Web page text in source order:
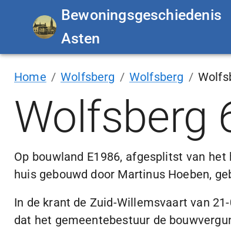
Bewoningsgeschiedenis
Asten
Home / Wolfsberg / Wolfsberg /
Wolfsberg
Op bouwland E1986, afgesplitst van
huis gebouwd door Martinus Hoeben,
In de krant de Zuid-Willemsvaart van
dat het gemeentebestuur de